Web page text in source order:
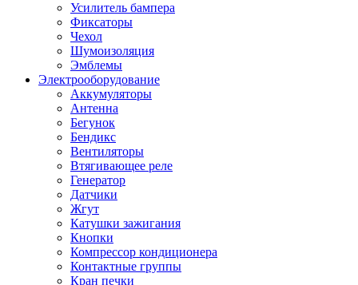
Усилитель бампера
Фиксаторы
Чехол
Шумоизоляция
Эмблемы
Электрооборудование
Аккумуляторы
Антенна
Бегунок
Бендикс
Вентиляторы
Втягивающее реле
Генератор
Датчики
Жгут
Катушки зажигания
Кнопки
Компрессор кондиционера
Контактные группы
Кран печки